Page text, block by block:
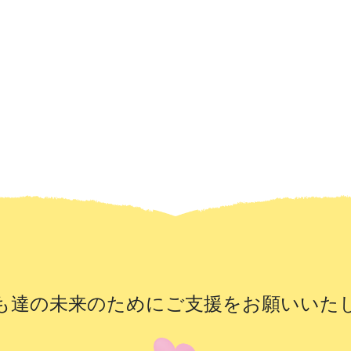
達の未来のために ご支援をお願いいた